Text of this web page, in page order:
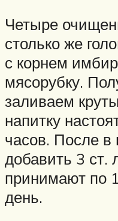
Четыре
столько же
с корнем
мясорубку.
заливаем
напитку
часов. После в
добавить 3 ст.
принимают по
день.